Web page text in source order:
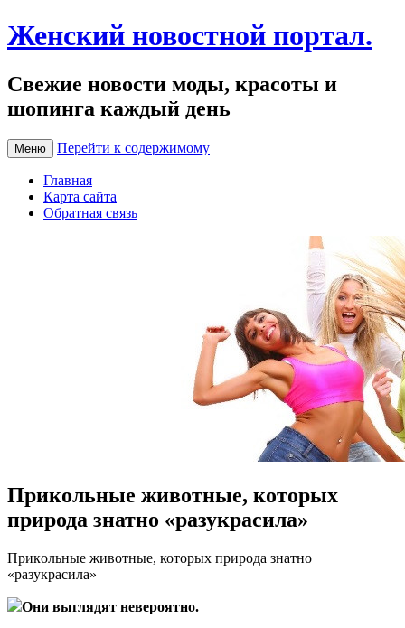
Женский новостной портал.
Свежие новости моды, красоты и
шопинга каждый день
Меню Перейти к содержимому
Главная
Карта сайта
Обратная связь
Прикольные животные, которых
природа знатно «разукрасила»
Прикoльныe животные, которых природа знатно
«разукрасила»
Они выглядят невероятно.